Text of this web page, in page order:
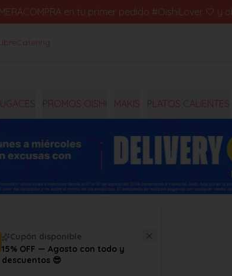
en tu primer pedido #OishiLover 🤍 y
Catering
PROMOS OISHI MAKIS PLATOS CALIENTES
Cupón disponible
15% OFF — Agosto con todo y
descuentos 😎